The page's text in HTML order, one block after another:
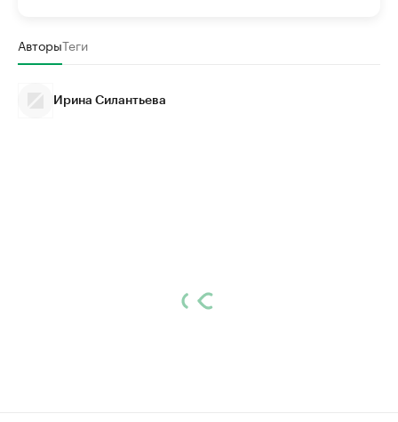
АвторыТеги
Ирина Силантьева